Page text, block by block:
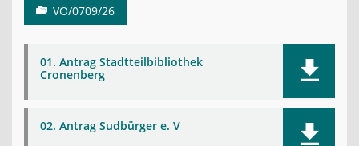
VO/0709/26
01. Antrag Stadtteilbibliothek
Cronenberg
02. Antrag Sudbürger e. V